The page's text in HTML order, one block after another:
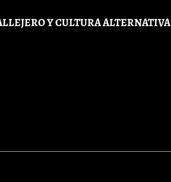
Y CULTURA ALTERNATIVA